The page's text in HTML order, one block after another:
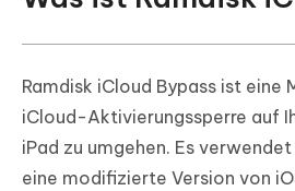
Ramdisk iCloud Bypass ist eine
iCloud-Aktivierungssperre auf
iPad zu umgehen. Es
eine modifizierte Version von